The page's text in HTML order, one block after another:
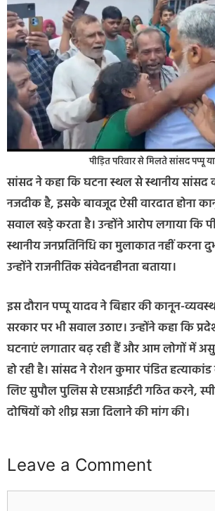
पीड़ित परिवार से मिलते सांसद पप्पू
सांसद ने कहा कि घटना स्थल से स्थानीय
नजदीक है, इसके बावजूद ऐसी वारदात होना
सवाल खड़े करता है। उन्होंने आरोप लगाया कि
स्थानीय जनप्रतिनिधि का मुलाकात नहीं करना
उन्होंने राजनीतिक संवेदनहीनता बताया।
इस दौरान पप्पू यादव ने बिहार की कानून-
सरकार पर भी सवाल उठाए। उन्होंने कहा कि
घटनाएं लगातार बढ़ रही हैं और आम लोगों में
हो रही है। सांसद ने रोशन कुमार पंडित
लिए सुपौल पुलिस से एसआईटी गठित करने,
दोषियों को शीघ्र सजा दिलाने की मांग की।
Leave a Comment